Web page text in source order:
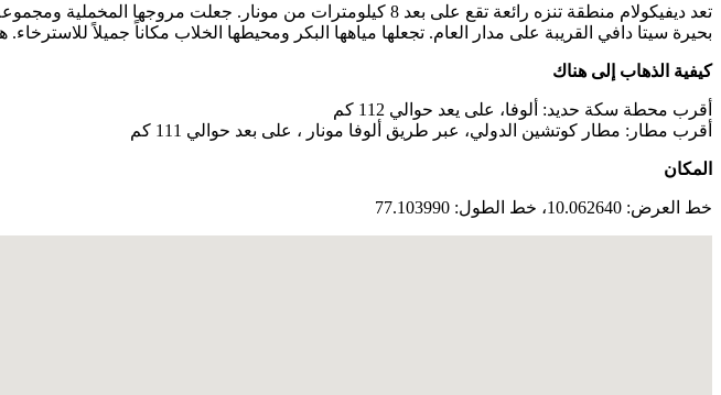
تعد ديفيكولام منطقة تنزه رائعة تقع على بعد 8 كيلومترات من مونار.
بحيرة سيتا دافي القريبة على مدار العام. تجعلها مياهها البكر ومحيطها الخلاب مكاناً جميلاً
كيفية الذهاب إلى هناك
أقرب محطة سكة حديد: ألوفا، على يعد حوالي 112 كم
أقرب مطار: مطار كوتشين الدولي، عبر طريق ألوفا مونار ، على بعد حوالي 111 كم
المكان
خط العرض: 10.062640، خط الطول: 77.103990